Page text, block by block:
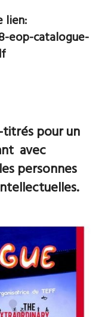
lien:
eop-catalogue-
pour un
avec
personnes